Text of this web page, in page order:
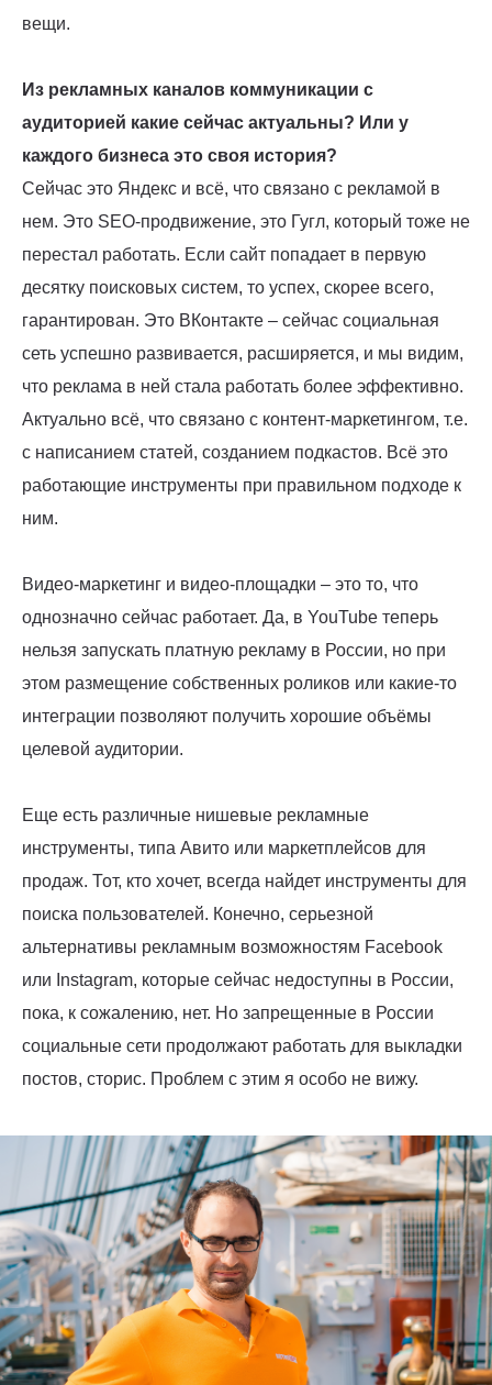
вещи.
Из рекламных каналов коммуникации с
аудиторией какие сейчас актуальны? Или у
каждого бизнеса это своя история?
Сейчас это Яндекс и всё, что связано с рекламой в
нем. Это SEO-продвижение, это Гугл, который тоже не
перестал работать. Если сайт попадает в первую
десятку поисковых систем, то успех, скорее всего,
гарантирован. Это ВКонтакте – сейчас социальная
сеть успешно развивается, расширяется, и мы видим,
что реклама в ней стала работать более эффективно.
Актуально всё, что связано с контент-маркетингом, т.е.
с написанием статей, созданием подкастов. Всё это
работающие инструменты при правильном подходе к
ним.
Видео-маркетинг и видео-площадки – это то, что
однозначно сейчас работает. Да, в YouTube теперь
нельзя запускать платную рекламу в России, но при
этом размещение собственных роликов или какие-то
интеграции позволяют получить хорошие объёмы
целевой аудитории.
Еще есть различные нишевые рекламные
инструменты, типа Авито или маркетплейсов для
продаж. Тот, кто хочет, всегда найдет инструменты для
поиска пользователей. Конечно, серьезной
альтернативы рекламным возможностям Facebook
или Instagram, которые сейчас недоступны в России,
пока, к сожалению, нет. Но запрещенные в России
социальные сети продолжают работать для выкладки
постов, сторис. Проблем с этим я особо не вижу.